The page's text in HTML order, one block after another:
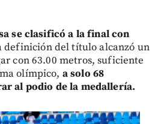
se clasificó a la final con
definición del título alcanzó un
con 63.00 metros, suficiente
olímpico, a solo 68
al podio de la medallería.